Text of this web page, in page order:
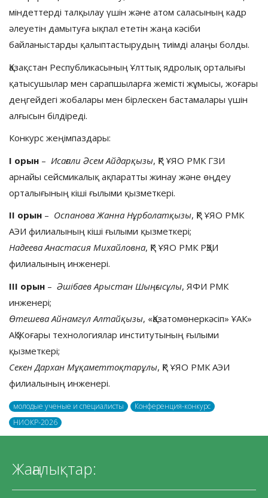
міндеттерді талқылау үшін және атом саласының кадр
әлеуетін дамытуға ықпал ететін жаңа кәсіби
байланыстарды қалыптастырудың тиімді алаңы болды.
Қазақстан Республикасының Ұлттық ядролық орталығы
қатысушылар мен сарапшыларға жемісті жұмысы, жоғары
деңгейдегі жобалары мен бірлескен бастамалары үшін
алғысын білдіреді.
Конкурс жеңімпаздары:
I орын – Исағали Әсем Айдарқызы, ҚР ҰЯО РМК ГЗИ
арнайы сейсмикалық ақпаратты жинау және өңдеу
орталығының кіші ғылыми қызметкері.
II орын – Оспанова Жанна Нұрболатқызы, ҚР ҰЯО РМК
АЭИ филиалының кіші ғылыми қызметкері;
Надеева Анастасия Михайловна, ҚР ҰЯО РМК РҚЭИ
филиалының инженері.
III орын – Әшібаев Арыстан Шыңғысұлы, ЯФИ РМК
инженері;
Өтешева Айнамгүл Алтайқызы, «Қазатомөнеркәсіп» ҰАК»
АҚ Жоғары технологиялар институтының ғылыми
қызметкері;
Секен Дархан Мұқаметтоқтарұлы, ҚР ҰЯО РМК АЭИ
филиалының инженері.
молодые ученые и специалисты
Конференция-конкурс
НИОКР-2026
Жаңалықтар: